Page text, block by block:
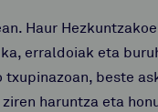
Haur
erraldoiak eta
beste
haruntza eta